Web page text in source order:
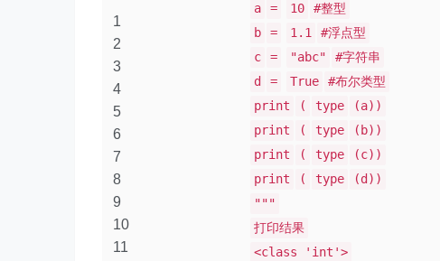
1
2
3
4
5
6
7
8
9
10
11
a = 10
#整型
b
= 1.1
#浮点型
c
= "abc"
#字符串
d
= True
#布尔类型
print
( type
(a))
print
( type
(b))
print
( type
(c))
print
( type
(d))
"""
打印结果
<class 'int'>